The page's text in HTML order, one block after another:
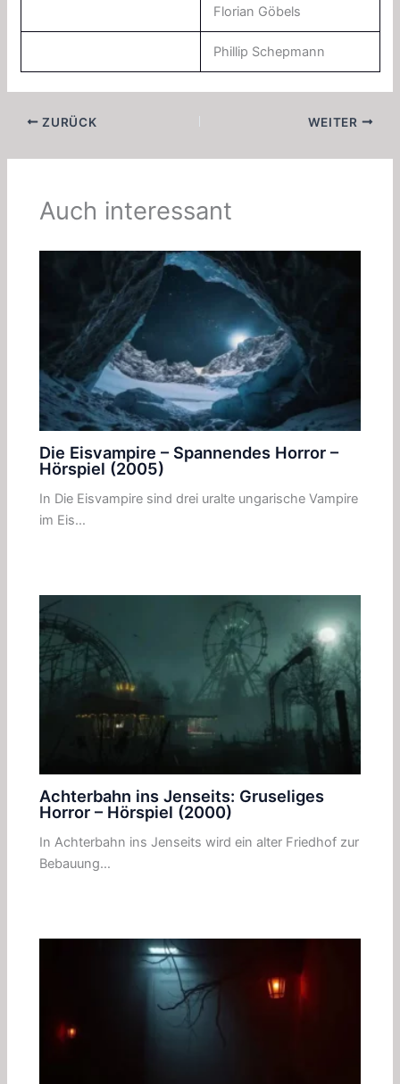
Florian Göbels
Phillip Schepmann
ZURÜCK WEITER
Auch interessant
Die Eisvampire – Spannendes Horror –
Hörspiel (2005)
In Die Eisvampire sind drei uralte ungarische Vampire
im Eis…
Achterbahn ins Jenseits: Gruseliges
Horror – Hörspiel (2000)
In Achterbahn ins Jenseits wird ein alter Friedhof zur
Bebauung…